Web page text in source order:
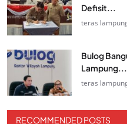
Defisit...
teras
Bulog
Lampung...
teras
RECOMMENDED POSTS